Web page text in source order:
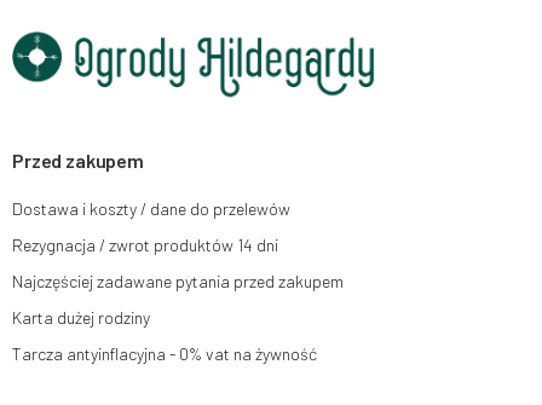
chwili rezygnacji z subskrypcji.
Przysługuje Ci prawo do żądania dostępu do swoich danych osobowych,
ich sprostowania, usunięcia, ograniczenia przetwarzania, wniesienia
momencie bez wpływu na zgodność z prawem przetwarzania, którego
dokonano na podstawie zgody przed jej cofnięciem. W tym celu możesz
e-mail lub pisemnie na adres siedziby.
Więcej informacji:www.mouton.pl/ODO
Przed zakupem
Dostawa i koszty / dane do przelewów
Rezygnacja / zwrot produktów 14 dni
Najczęściej zadawane pytania przed zakupem
Karta dużej rodziny
Tarcza antyinflacyjna - 0% vat na żywność